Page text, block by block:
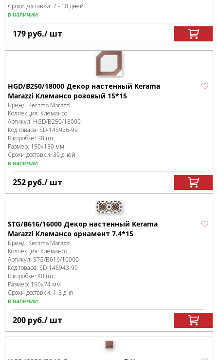
Сроки доставки: 7 - 10 дней
в наличии
179 руб./ шт
HGD/B250/18000 Декор настенный Kerama
Marazzi Клемансо розовый 15*15
Бренд: Kerama Marazzi
Коллекция: Клемансо
Артикул: HGD/B250/18000
Код товара: SD-145926-99
В коробке: 38 шт,
Размер: 150x150 мм
Сроки доставки: 30 дней
в наличии
252 руб./ шт
STG/B616/16000 Декор настенный Kerama
Marazzi Клемансо орнамент 7.4*15
Бренд: Kerama Marazzi
Коллекция: Клемансо
Артикул: STG/B616/16000
Код товара: SD-145943-99
В коробке: 40 шт,
Размер: 150x74 мм
Сроки доставки: 1-3 дня
в наличии
200 руб./ шт